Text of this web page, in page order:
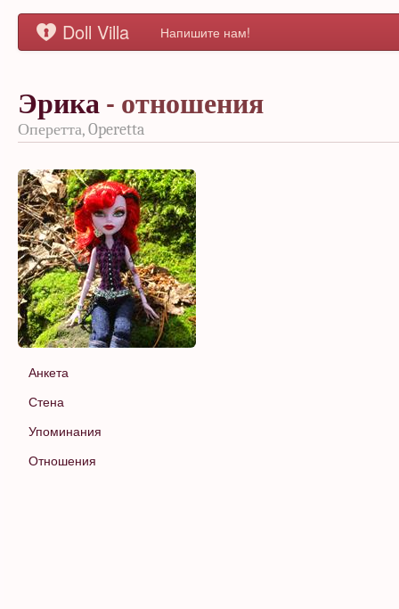
Doll Villa Напишите нам!
Эрика - отношения
Оперетта, Operetta
Анкета
Стена
Упоминания
Отношения